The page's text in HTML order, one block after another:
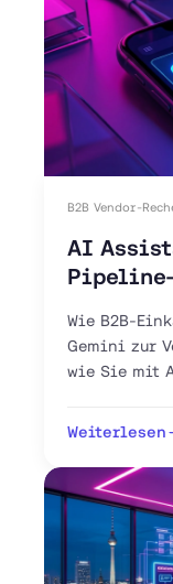
B2B Vendor-
AI
Wie B2B-
Gemini zur
wie Sie mit
Weiterlesen